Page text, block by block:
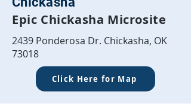
Epic Chickasha Microsite
2439 Ponderosa Dr. Chickasha, OK
73018
Click Here for Map